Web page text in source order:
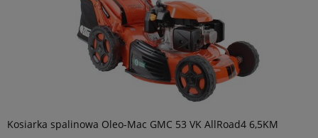
Kosiarka spalinowa Oleo-Mac GMC 53 VK AllRoad4 6,5KM